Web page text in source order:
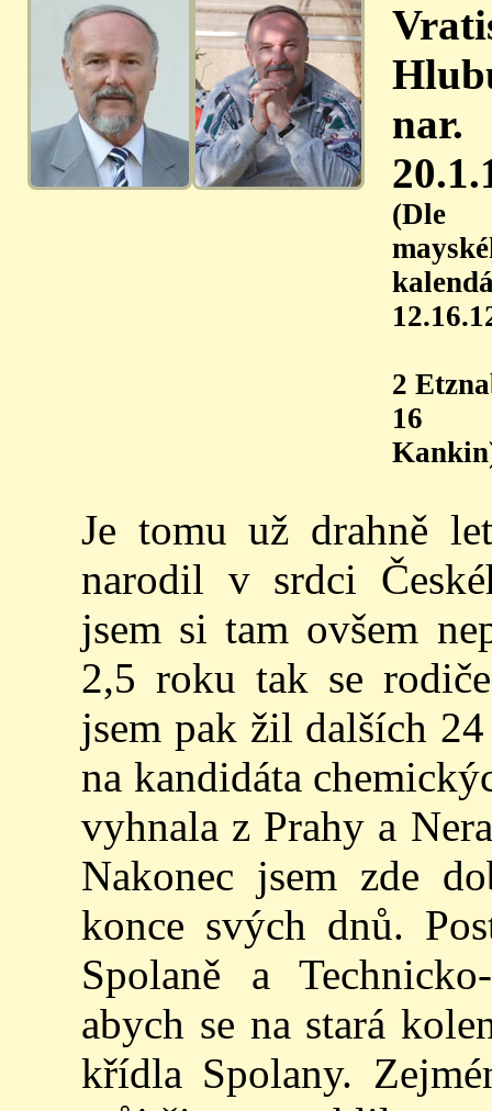
nar.
(Dle
2
16
Je tomu už drahně
narodil v srdci
jsem si tam ovšem
2,5 roku tak se
jsem pak žil dalších
na kandidáta
vyhnala z Prahy a
Nakonec jsem zde
konce svých dnů.
Spolaně a
abych se na stará
křídla Spolany.